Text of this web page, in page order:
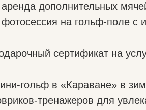
аренда дополнительных
фотосессия на гольф-поле с
сертификат на
гольф в «Караване» в
тренажеров для